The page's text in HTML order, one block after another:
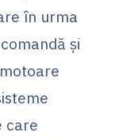
în urma
și
care